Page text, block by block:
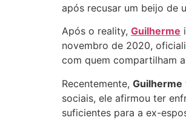
após recusar um beijo de
Após o reality, Guilherme
novembro de 2020,
com quem compartilham
Recentemente, Guilherme
sociais, ele afirmou ter
suficientes para a ex-